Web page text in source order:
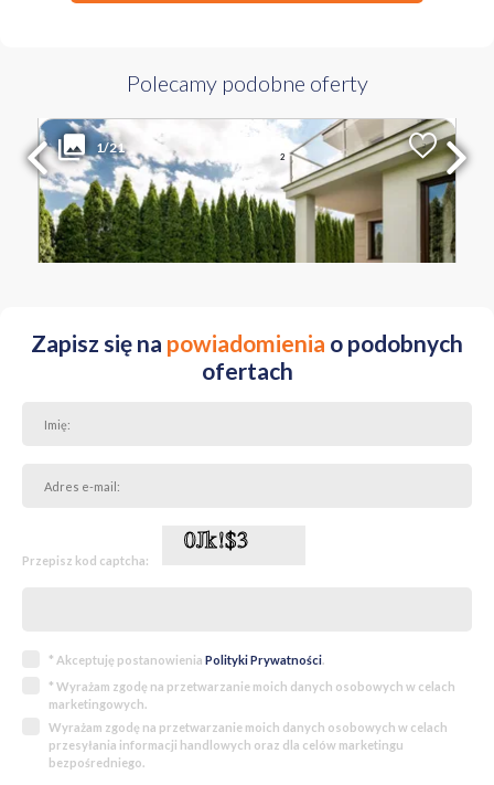
Polecamy podobne oferty
1/21Liczba pokoi
5 217 m2
Cena za m2
17 465 PLN
MAZOWIECKIE Warszawa Wilanów ul. Starodawna
Zapisz się na powiadomienia o podobnych
ofertach
Przepisz kod captcha:
* Akceptuję postanowienia Polityki Prywatności.
* Wyrażam zgodę na przetwarzanie moich danych osobowych w celach
marketingowych.
Wyrażam zgodę na przetwarzanie moich danych osobowych w celach
przesyłania informacji handlowych oraz dla celów marketingu
bezpośredniego.